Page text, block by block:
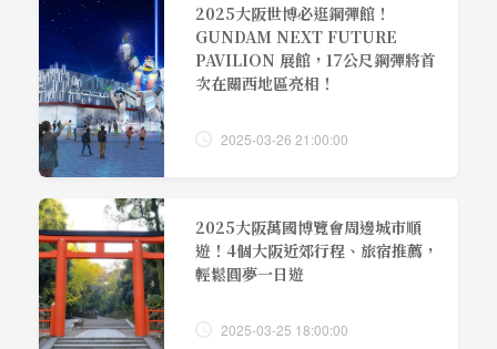
2025大阪世博必逛鋼彈館！
GUNDAM NEXT FUTURE
PAVILION 展館，17公尺鋼彈將首
次在關西地區亮相！
2025-03-26 21:00:00
2025大阪萬國博覽會周邊城市順
遊！4個大阪近郊行程、旅宿推薦，
輕鬆圓夢一日遊
2025-03-25 18:00:00